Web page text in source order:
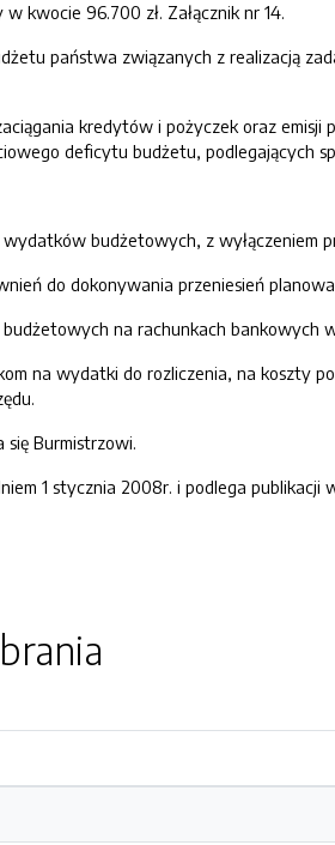
kwocie 96.700 zł. Załącznik nr 14.
państwa związanych z realizacją
kredytów i pożyczek oraz
deficytu budżetu, podlegających
budżetowych, z wyłączeniem
do dokonywania przeniesień
na rachunkach bankowych
na wydatki do rozliczenia, na koszty
Burmistrzowi.
1 stycznia 2008r. i podlega